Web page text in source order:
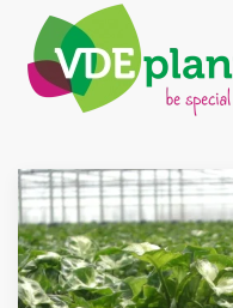
Terug naar